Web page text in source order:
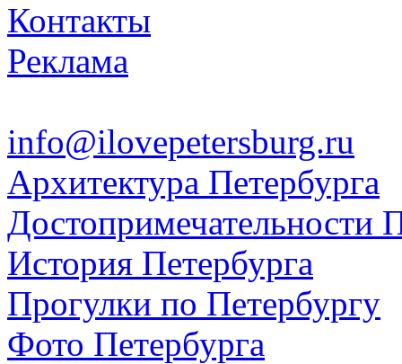
Контакты
Реклама
info@ilovepetersburg.ru
Архитектура Петербурга
Достопримечательности
История Петербурга
Прогулки по Петербургу
Фото Петербурга